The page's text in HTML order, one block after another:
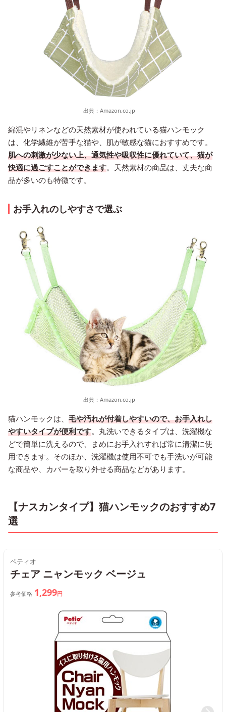
出典： Amazon.co.jp
綿混やリネンなどの天然素材が使われている猫ハンモック
は、化学繊維が苦手な猫や、肌が敏感な猫におすすめです。
肌への刺激が少ない上、通気性や吸収性に優れていて、猫が
快適に過ごすことができます。天然素材の商品は、丈夫な商
品が多いのも特徴です。
お手入れのしやすさで選ぶ
出典： Amazon.co.jp
猫ハンモックは、 毛や汚れが付着しやすいので、お手入れし
やすいタイプが便利です。丸洗いできるタイプは、洗濯機な
どで簡単に洗えるので、まめにお手入れすれば常に清潔に使
用できます。そのほか、洗濯機は使用不可でも手洗いが可能
な商品や、カバーを取り外せる商品などがあります。
【ナスカンタイプ】猫ハンモックのおすすめ7
選
ペティオ
チェア ニャンモック ベージュ
参考価格 1,299円